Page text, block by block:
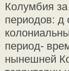
Колумбия
периодов: д
период-
нынешней